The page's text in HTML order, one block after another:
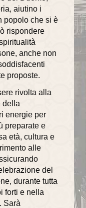
aiutino i
popolo che si è
rispondere
anche non
proposte.
rivolta alla
della
energie per
preparate e
età, cultura e
alle
del
durante tutta
forti e nella
Sarà